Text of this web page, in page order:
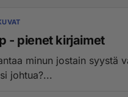
- pienet kirjaimet
minun jostain syystä
johtua?...